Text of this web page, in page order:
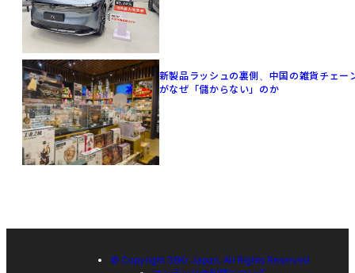
新製品ラッシュの裏側、中国の雑貨チェー
がなぜ「儲からない」のか
© Copyright 36Kr Japan, All Rights Reserved